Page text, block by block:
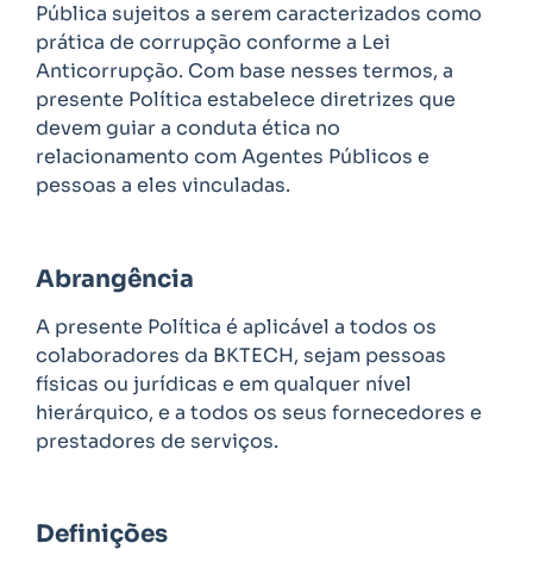
Pública sujeitos a serem caracterizados como
prática de corrupção conforme a Lei
Anticorrupção. Com base nesses termos, a
presente Política estabelece diretrizes que
devem guiar a conduta ética no
relacionamento com Agentes Públicos e
pessoas a eles vinculadas.
Abrangência
A presente Política é aplicável a todos os
colaboradores da BKTECH, sejam pessoas
físicas ou jurídicas e em qualquer nível
hierárquico, e a todos os seus fornecedores e
prestadores de serviços.
Definições